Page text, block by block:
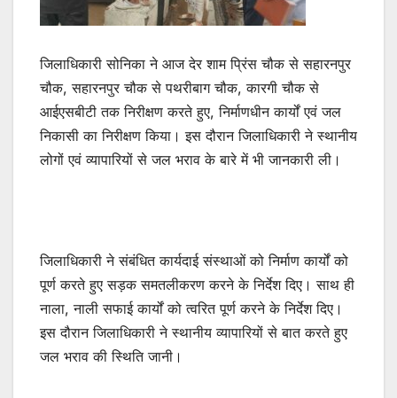
जिलाधिकारी सोनिका ने आज देर शाम प्रिंस चौक से सहारनपुर
चौक, सहारनपुर चौक से पथरीबाग चौक, कारगी चौक से
आईएसबीटी तक निरीक्षण करते हुए, निर्माणधीन कार्यों एवं जल
निकासी का निरीक्षण किया। इस दौरान जिलाधिकारी ने स्थानीय
लोगों एवं व्यापारियों से जल भराव के बारे में भी जानकारी ली।
जिलाधिकारी ने संबंधित कार्यदाई संस्थाओं को निर्माण कार्यों को
पूर्ण करते हुए सड़क समतलीकरण करने के निर्देश दिए। साथ ही
नाला, नाली सफाई कार्यों को त्वरित पूर्ण करने के निर्देश दिए।
इस दौरान जिलाधिकारी ने स्थानीय व्यापारियों से बात करते हुए
जल भराव की स्थिति जानी।